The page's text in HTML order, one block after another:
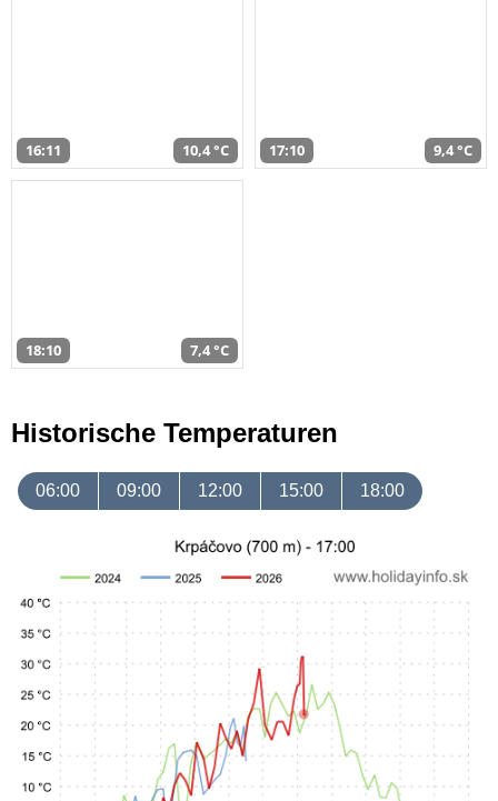
16:11 10,4 °C 17:10 9,4 °C
18:10 7,4 °C
Historische Temperaturen
06:00 09:00 12:00 15:00 18:00